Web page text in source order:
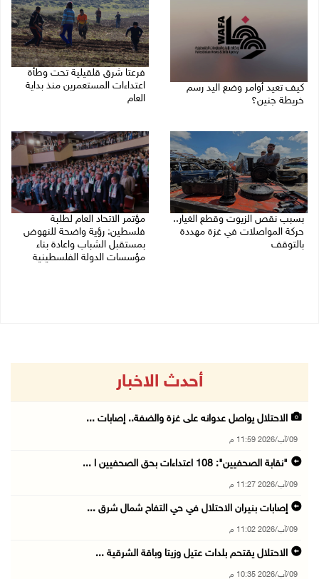
كيف تعيد أوامر وضع اليد رسم
خريطة جنين؟
فرعتا شرق قلقيلية تحت وطأة
اعتداءات المستعمرين منذ بداية
العام
بسبب نقص الزيوت وقطع الغيار..
حركة المواصلات في غزة مهددة
بالتوقف
مؤتمر الاتحاد العام لطلبة
فلسطين: رؤية واضحة للنهوض
بمستقبل الشباب واعادة بناء
مؤسسات الدولة الفلسطينية
أحدث الاخبار
الاحتلال يواصل عدوانه على غزة والضفة.. إصابات ...
09/آب/2026 11:59 م
"نقابة الصحفيين": 108 اعتداءات بحق الصحفيين ا ...
09/آب/2026 11:27 م
إصابات بنيران الاحتلال في حي التفاح شمال شرق ...
09/آب/2026 11:02 م
الاحتلال يقتحم بلدات عتيل وزيتا وباقة الشرقية ...
09/آب/2026 10:35 م